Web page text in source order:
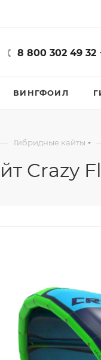
8 800 302 49 32
ВИНГФОИЛ
Гибридные кайты
Crazy